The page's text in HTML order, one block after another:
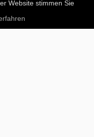
Website stimmen Sie